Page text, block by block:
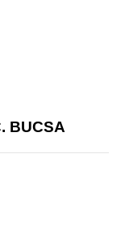
BUCSA